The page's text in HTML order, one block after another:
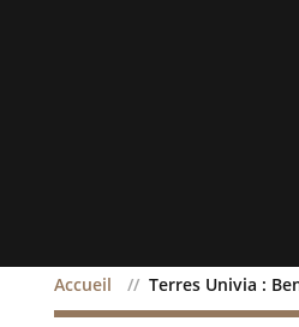
Accueil Terres Univia :
Terres Univia :